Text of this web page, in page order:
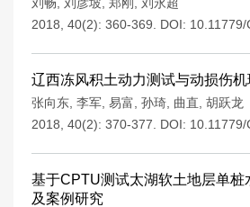
2018, 40(2): 360-369.
DOI:
辽西冻风积土动力测试与动损伤机
张向东 李军 易富 孙琦 曲直 胡跃龙
2018, 40(2): 370-377.
DOI:
基于CPTU测试太湖软土地层单桩
及案例研究